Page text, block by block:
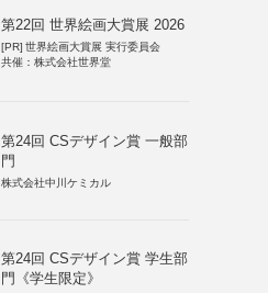
第22回 世界絵画大賞展 2026
[PR] 世界絵画大賞展 実行委員会
共催：株式会社世界堂
第24回 CSデザイン賞 一般部
門
株式会社中川ケミカル
第24回 CSデザイン賞 学生部
門《学生限定》